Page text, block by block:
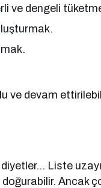
ve dengeli
ve devam
Liste
Ancak